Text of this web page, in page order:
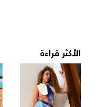
الأكثر قراءة